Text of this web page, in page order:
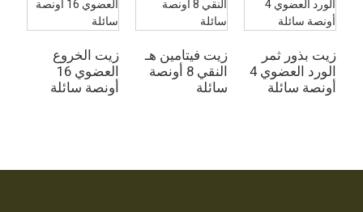
زيت بذور ثمر
الورد العضوي 4
أونصة سائلة
زيت فيتامين هـ
النقي 8 أونصة
سائلة
زيت الخروع
العضوي 16
أونصة سائلة